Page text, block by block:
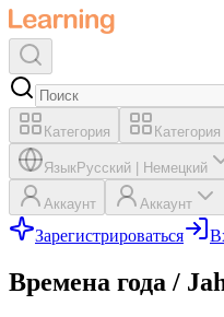
Категория Категория
ЯзыкРусский Немецкий
Аккаунт Аккаунт
Зарегистрироваться
Времена года /